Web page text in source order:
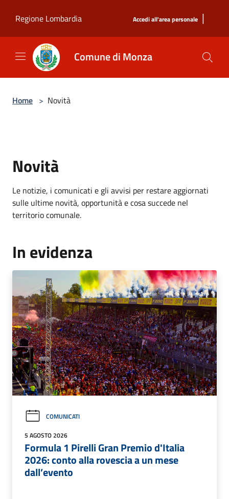
Regione Lombardia
Accedi all'area personale |
Comune di Monza
Home > Novità
Novità
Le notizie, i comunicati e gli avvisi per restare aggiornati
sulle ultime novità, opportunità e cosa succede nel
territorio comunale.
In evidenza
COMUNICATI
5 AGOSTO 2026
Formula 1 Pirelli Gran Premio d'Italia
2026: conto alla rovescia a un mese
dall’evento